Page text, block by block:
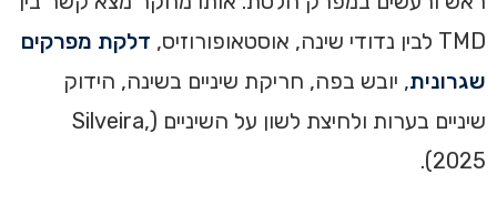
TMD לבין נדודי שינה, אוסטאופורוזיס,
דלקת מפרקים
שגרונית, יובש בפה, חריקת שיניים בשינה, הידוק
שיניים בערות ולחיצת לשון על השיניים (Silveira,
2025).